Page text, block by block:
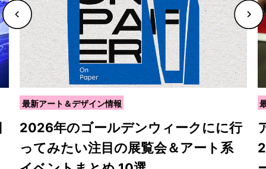
最新アート＆デザイン情報
2026年のゴールデンウィークにに行
ってみたい注目の展覧会＆アート系